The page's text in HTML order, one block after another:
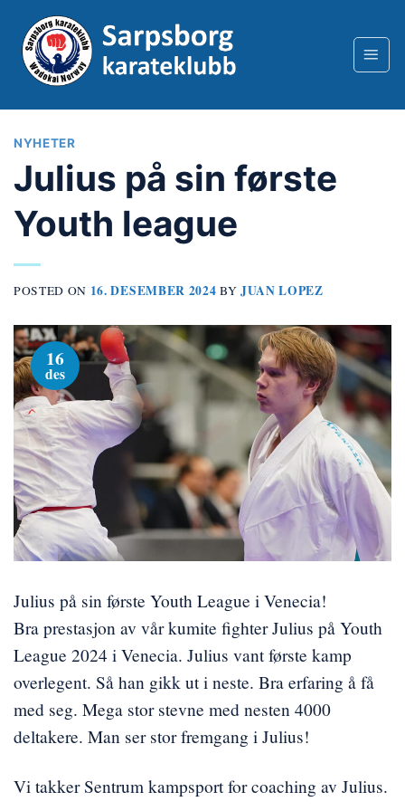
content
NYHETER
Julius på sin første
Youth league
POSTED ON 16. DESEMBER 2024 BYJUAN LOPEZ
16
des
Julius på sin første Youth League i Venecia!
Bra prestasjon av vår kumite fighter Julius på Youth
League 2024 i Venecia. Julius vant første kamp
overlegent. Så han gikk ut i neste. Bra erfaring å få
med seg. Mega stor stevne med nesten 4000
deltakere. Man ser stor fremgang i Julius!
Vi takker Sentrum kampsport for coaching av Julius.